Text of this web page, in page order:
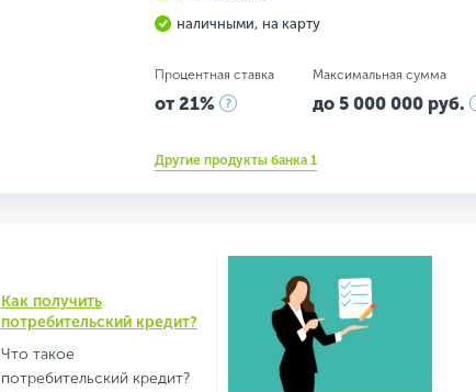
наличными, на карту
Процентная ставка
от 21%
Максимальная сумма
до 5 000 000 руб.
Другие продукты банка 1
Как получить
потребительский кредит?
Что такое
потребительский кредит?